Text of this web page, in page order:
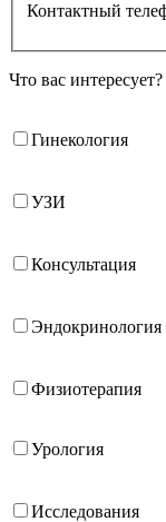
Контактный
Что вас интересует?
Гинекология
УЗИ
Консультация
Эндокринология
Физиотерапия
Урология
Исследования